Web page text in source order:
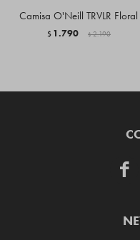
Camisa O'Neill TRVLR Floral
$ 1.790 $ 2.190
